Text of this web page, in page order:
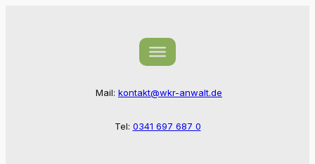
Mail: kontakt@wkr-anwalt.de
Tel: 0341 697 687 0